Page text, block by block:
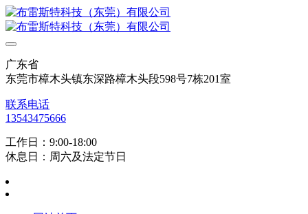
广东省
东莞市樟木头镇东深路樟木头段598号7栋201室
联系电话
13543475666
工作日：9:00-18:00
休息日：周六及法定节日